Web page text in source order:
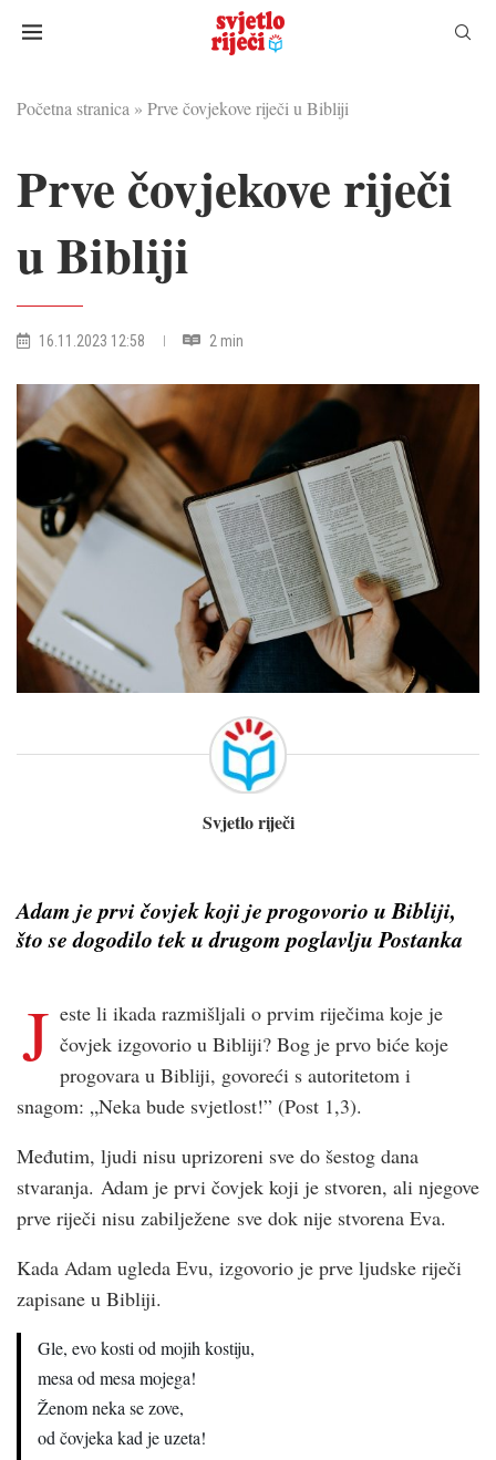
Početna stranica » Prve čovjekove riječi u Bibliji
Prve čovjekove riječi
u Bibliji
16.11.2023 12:58 2 min
Svjetlo riječi
Adam je prvi čovjek koji je progovorio u Bibliji,
što se dogodilo tek u drugom poglavlju Postanka
J este li ikada razmišljali o prvim riječima koje je
čovjek izgovorio u Bibliji? Bog je prvo biće koje
progovara u Bibliji, govoreći s autoritetom i
snagom: „Neka bude svjetlost!” (Post 1,3).
Međutim, ljudi nisu uprizoreni sve do šestog dana
stvaranja. Adam je prvi čovjek koji je stvoren, ali njegove
prve riječi nisu zabilježene sve dok nije stvorena Eva.
Kada Adam ugleda Evu, izgovorio je prve ljudske riječi
zapisane u Bibliji.
Gle, evo kosti od mojih kostiju,
mesa od mesa mojega!
Ženom neka se zove,
od čovjeka kad je uzeta!